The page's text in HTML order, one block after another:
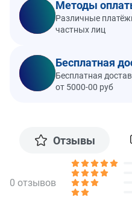
Методы
Различные
частных лиц
Бесплатная
Бесплатная
от 5000-00 руб
Отзывы
0 отзывов